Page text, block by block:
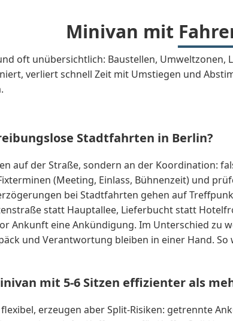
Minivan mit
oft unübersichtlich: Baustellen,
verliert schnell Zeit mit Umstiegen und
Stadtfahrten in Berlin?
auf der Straße, sondern an der Koordination:
(Meeting, Einlass, Bühnenzeit) und
bei Stadtfahrten gehen auf
statt Hauptallee, Lieferbucht statt
Ankunft eine Ankündigung. Im Unterschied zu
und Verantwortung bleiben in einer Hand.
mit 5-6 Sitzen effizienter als
erzeugen aber Split-Risiken: getrennte